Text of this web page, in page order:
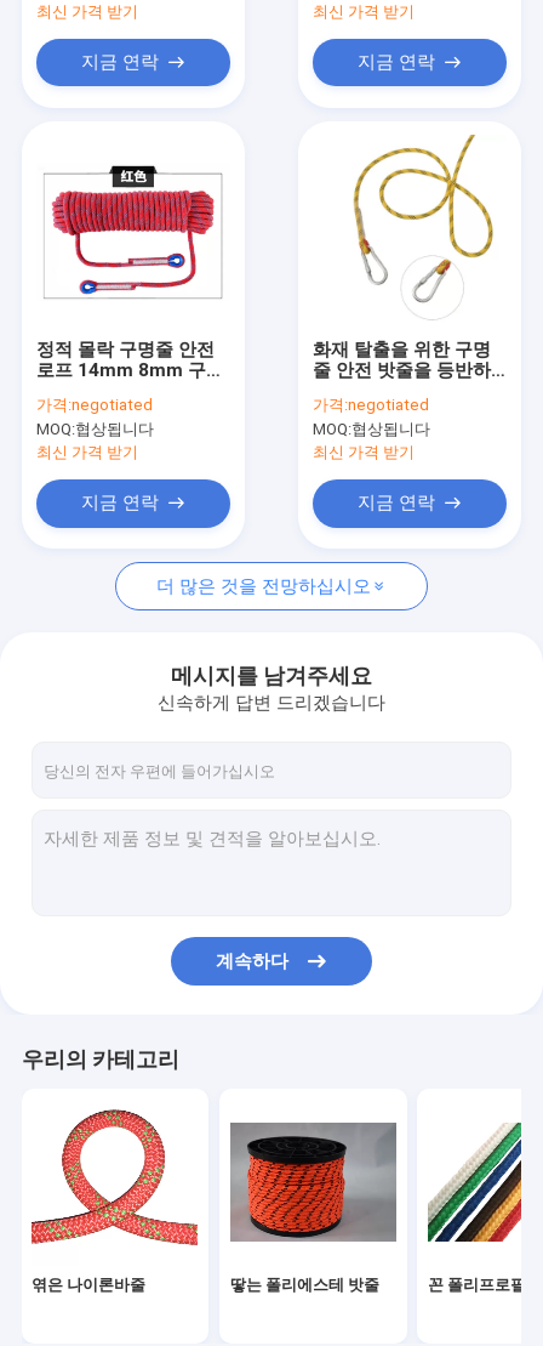
제품
우리에 대하여
공장 여행
엮은 나이론바줄
땋는 폴리에스테 밧줄
꼰 폴리프로필렌 로프
550 파라코드 로프
반사 텐트 로프
구명줄 안전 로프
최신 가격 받기
지금 연락
최신 가격 받기
지금 연락
정적 몰락 구명줄 안전
로프 14mm 8mm 구조
가격:negotiated
MOQ:협상됩니다
최신 가격 받기
지금 연락
화재 탈출을 위한 구명
줄 안전 밧줄을 등반하
가격:negotiated
MOQ:협상됩니다
최신 가격 받기
지금 연락
더 많은 것을 전망하십시오
메시지를 남겨주세요
신속하게 답변 드리겠습니다
계속하다
우리의 카테고리
엮은 나이론바줄 땋는 폴리에스테 밧줄 꼰 폴리프로필